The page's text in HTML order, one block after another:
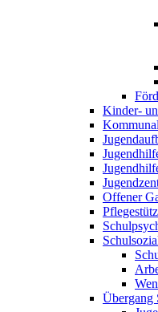
Kinder-
Offener
Übergang